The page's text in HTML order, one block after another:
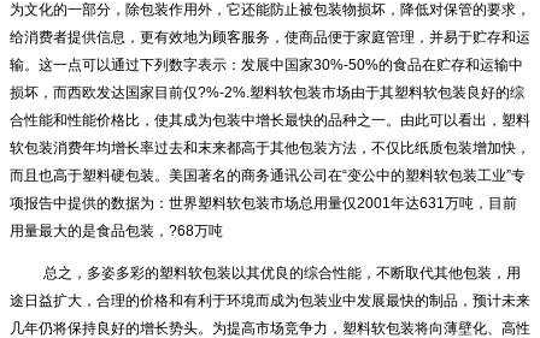
为文化的一部分，除包装作用外，它还能防止被包装物损坏，降低对保管的要求，
给消费者提供信息，更有效地为顾客服务，使商品便于家庭管理，并易于贮存和运
输。这一点可以通过下列数字表示：发展中国家30%-50%的食品在贮存和运输中
损坏，而西欧发达国家目前仅?%-2%.塑料软包装市场由于其塑料软包装良好的综
合性能和性能价格比，使其成为包装中增长最快的品种之一。由此可以看出，塑料
软包装消费年均增长率过去和末来都高于其他包装方法，不仅比纸质包装增加快，
而且也高于塑料硬包装。美国著名的商务通讯公司在“变公中的塑料软包装工业”专
项报告中提供的数据为：世界塑料软包装市场总用量仅2001年达631万吨，目前
用量最大的是食品包装，?68万吨
总之，多姿多彩的塑料软包装以其优良的综合性能，不断取代其他包装，用
途日益扩大，合理的价格和有利于环境而成为包装业中发展最快的制品，预计未来
几年仍将保持良好的增长势头。为提高市场竞争力，塑料软包装将向薄壁化、高性